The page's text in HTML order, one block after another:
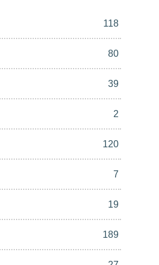
118
80
39
2
120
7
19
189